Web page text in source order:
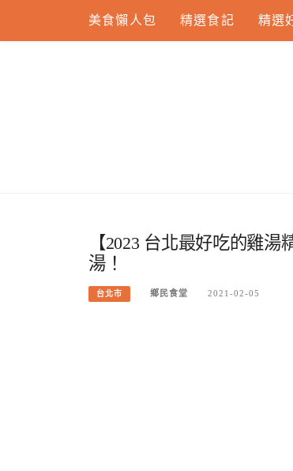
content
美食懶人包 精選食記 精選
【2023 台北最好吃的雞
湯！
台北市 鄉民食堂 2021-02-05